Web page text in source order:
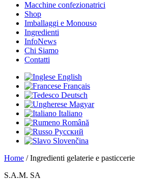
Macchine confezionatrici
Shop
Imballaggi e Monouso
Ingredienti
InfoNews
Chi Siamo
Contatti
English
Français
Deutsch
Magyar
Italiano
Română
Русский
Slovenčina
Home / Ingredienti gelaterie e pasticcerie
S.A.M. SA